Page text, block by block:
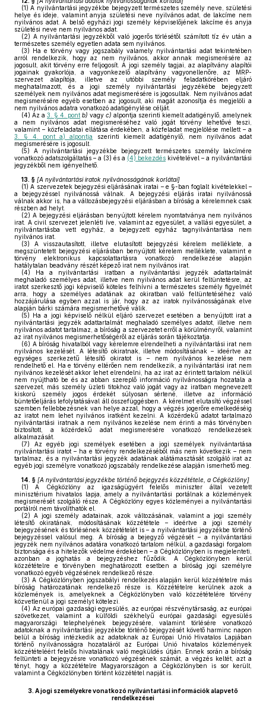
(1) A nyilvántartási jegyzékbe bejegyzett természetes személy neve, születési
helye és ideje, valamint anyja születési neve nyilvános adat, de lakcíme nem
nyilvános adat. A belső egyházi jogi személy képviselőjének lakcíme és anyja
születési neve nem nyilvános adat.
(2) A nyilvántartási jegyzékből való jogerős törlésétől számított tíz év után a
természetes személy egyetlen adata sem nyilvános.
(3) Ha e törvény vagy jogszabály valamely nyilvántartási adat tekintetében
arról rendelkezik, hogy az nem nyilvános, akkor annak megismerésére az
jogosult, akit törvény erre feljogosít. A jogi személy tagjai, az alapítvány alapítói
jogainak gyakorlója, a vagyonkezelő alapítvány vagyonellenőre, az MRP-
szervezet alapítója, illetve az utóbbi személy feladatkörében eljáró
meghatalmazott, és a jogi személy nyilvántartási jegyzékébe bejegyzett
személyek nem nyilvános adat megismerésére is jogosultak. Nem nyilvános adat
megismerésére egyéb esetben az jogosult, aki magát azonosítja és megjelöli a
nem nyilvános adatra vonatkozó adatigénylése célját.
(4) Az a 3. § 4. pont b) vagy c) alpontja szerinti kiemelt adatigénylő, amelynek
a nem nyilvános adat megismeréséhez való jogát törvény lehetővé teszi,
valamint – közfeladatai ellátása érdekében, a közfeladat megjelölése mellett – a
3. § 4. pont a) alpontja
szerinti kiemelt adatigénylő, nem nyilvános adat
megismerésére is jogosult.
(5) A nyilvántartási jegyzékbe bejegyzett természetes személy lakcímére
vonatkozó adatszolgáltatás – a (3) és a (4) bekezdés kivételével – a nyilvántartási
jegyzékből nem igényelhető.
13. § [A nyilvántartási iratok nyilvánosságának korlátai]
(1) A szervezetek bejegyzési eljárásának iratai – e §-ban foglalt kivételekkel –
a bejegyzéssel nyilvánossá válnak. A bejegyzési eljárás iratai nyilvánossá
válnak akkor is, ha a változásbejegyzési eljárásban a bíróság a kérelemnek csak
részben ad helyt.
(2) A bejegyzési eljárásban benyújtott kérelem nyomtatványa nem nyilvános
irat. A civil szervezet jelenléti íve, valamint az egyesület, a vallási egyesület, a
nyilvántartásba vett egyház, a bejegyzett egyház tagnyilvántartása nem
nyilvános irat.
(3) A visszautasított, illetve elutasított bejegyzési kérelem melléklete, a
megszüntetett bejegyzési eljárásban benyújtott kérelem melléklete, valamint e
törvény elektronikus kapcsolattartásra vonatkozó rendelkezése alapján
hatálytalan beadvány részét képező irat nem nyilvános irat.
(4) Ha a nyilvántartási iratban a nyilvántartási jegyzék adattartalmát
meghaladó személyes adat, illetve nem nyilvános adat kerül feltüntetésre, az
iratot szerkesztő jogi képviselő köteles felhívni a természetes személy figyelmét
arra, hogy a személyes adatának az okiratban való feltüntetéséhez való
hozzájárulása egyben azzal is jár, hogy az az iratok nyilvánosságának elve
alapján bárki számára megismerhetővé válik.
(5) Ha a jogi képviselő nélkül eljáró szervezet esetében a benyújtott irat a
nyilvántartási jegyzék adattartalmát meghaladó személyes adatot, illetve nem
nyilvános adatot tartalmaz, a bíróság a szervezetet erről a körülményről, valamint
az irat nyilvános megismerhetőségéről az eljárás során tájékoztatja.
(6) A bíróság hivatalból vagy kérelemre elrendelheti a nyilvántartási irat nem
nyilvános kezelését. A létesítő okiratnak, illetve módosításának – ideértve az
egységes szerkezetű létesítő okiratot is – nem nyilvános kezelése nem
rendelhető el. Ha e törvény eltérően nem rendelkezik, a nyilvántartási irat nem
nyilvános kezelését akkor lehet elrendelni, ha az irat az érintett tartalom nélkül
nem nyújtható be és az abban szereplő információ nyilvánosságra hozatala a
szervezet, más személy üzleti titokhoz való jogát vagy az iratban megnevezett
kiskorú személy jogos érdekét súlyosan sértené, illetve az információ
büntetőeljárás lefolytatásával áll összefüggésben. A kérelmet elutasító végzéssel
szemben fellebbezésnek van helye azzal, hogy a végzés jogerőre emelkedéséig
az iratot nem lehet nyilvános iratként kezelni. A közérdekű adatot tartalmazó
nyilvántartási iratnak a nem nyilvános kezelése nem érinti a más törvényben
biztosított, a közérdekű adat megismerésére vonatkozó rendelkezések
alkalmazását.
(7) Az egyéb jogi személyek esetében a jogi személyek nyilvántartása
nyilvántartási iratot – ha e törvény rendelkezéséből más nem következik – nem
tartalmaz, és a nyilvántartási jegyzék adatának alátámasztását szolgáló irat az
egyéb jogi személyre vonatkozó jogszabály rendelkezése alapján ismerhető meg.
14. § [A nyilvántartási jegyzékbe történő bejegyzés közzététele, a Cégközlöny]
(1) A Cégközlöny az igazságügyért felelős miniszter által vezetett
minisztérium hivatalos lapja, amely a nyilvántartási portálnak a közlemények
megismerését szolgáló része. A Cégközlöny egyes közleményei a nyilvántartási
portálról nem távolíthatók el.
(2) A jogi személy adatainak, azok változásának, valamint a jogi személy
létesítő okiratának, módosításának közzététele – ideértve a jogi személy
bejegyzésének és törlésének közzétételét is – a nyilvántartási jegyzékbe történő
bejegyzéssel valósul meg. A bíróság a bejegyző végzését – a nyilvántartási
jegyzék nem nyilvános adatára vonatkozó tartalom nélkül, a gazdasági forgalom
biztonsága és a hitelezők védelme érdekében – a Cégközlönyben is megjelenteti,
azonban a joghatás a bejegyzéshez fűződik. A Cégközlönyben kerül
közzétételre e törvényben meghatározott esetben a bíróság jogi személyre
vonatkozó egyéb végzésének rendelkező része.
(3) A Cégközlönyben jogszabályi rendelkezés alapján kerül közzétételre más
bíróság határozatának rendelkező része is. Közzétételre kerülnek azok a
közlemények is, amelyeknek a Cégközlönyben való közzétételére törvény
közvetlenül a jogi személyt kötelezi.
(4) Az európai gazdasági egyesülés, az európai részvénytársaság, az európai
szövetkezet, valamint a külföldi székhelyű európai gazdasági egyesülés
magyarországi telephelyének bejegyzésére, valamint törlésére vonatkozó
adatoknak a nyilvántartási jegyzékbe történő bejegyzését követő harminc napon
belül a bíróság intézkedik az adatoknak az Európai Unió Hivatalos Lapjában
történő nyilvánosságra hozataláról az Európai Unió hivatalos közlemények
közzétételéért felelős hivatalának való megküldés útján. Ennek során a bíróság
feltünteti a bejegyzésre vonatkozó végzésének számát, a végzés keltét, azt a
tényt, hogy a közzétételre Magyarországon a Cégközlönyben is sor került,
valamint a Cégközlönyben történt közzététel napját is.
3. A jogi személyekre vonatkozó nyilvántartási információk alapvető
rendelkezései